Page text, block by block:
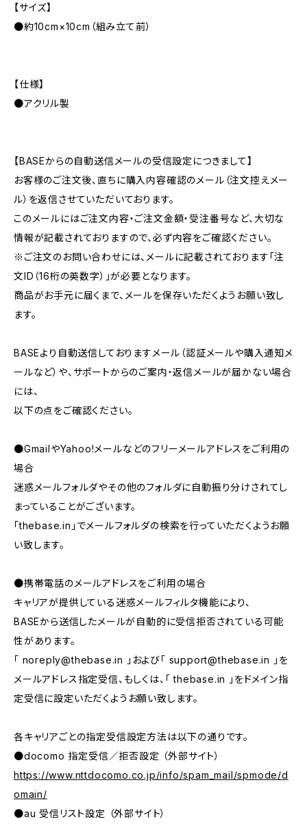
【サイズ】
●約10cm×10cm（組み立て前）
【仕様】
●アクリル製
【BASEからの自動送信メールの受信設定につきまして】
お客様のご注文後、直ちに購入内容確認のメール（注文控えメー
ル）を返信させていただいております。
このメールにはご注文内容・ご注文金額・受注番号など、大切な
情報が記載されておりますので、必ず内容をご確認ください。
※ご注文のお問い合わせには、メールに記載されております「注
文ID（16桁の英数字）」が必要となります。
商品がお手元に届くまで、メールを保存いただくようお願い致し
ます。
BASEより自動送信しておりますメール（認証メールや購入通知メ
ールなど）や、サポートからのご案内・返信メールが届かない場合
には、
以下の点をご確認ください。
●GmailやYahoo!メールなどのフリーメールアドレスをご利用の
場合
迷惑メールフォルダやその他のフォルダに自動振り分けされてし
まっていることがございます。
「thebase.in」でメールフォルダの検索を行っていただくようお願
い致します。
●携帯電話のメールアドレスをご利用の場合
キャリアが提供している迷惑メールフィルタ機能により、
BASEから送信したメールが自動的に受信拒否されている可能
性があります。
「 noreply@thebase.in 」および「 support@thebase.in
」を
メールアドレス指定受信、もしくは、「 thebase.in 」をドメイン指
定受信に設定いただくようお願い致します。
各キャリアごとの指定受信設定方法は以下の通りです。
●docomo 指定受信／拒否設定 （外部サイト）
https://www.nttdocomo.co.jp/info/spam_mail/spmode/d
omain/
●au 受信リスト設定 （外部サイト）